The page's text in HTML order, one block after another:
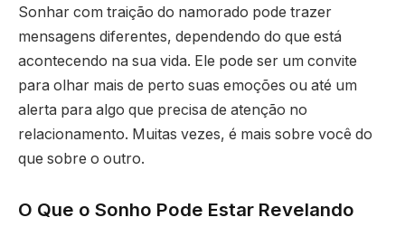
Sonhar com traição do namorado pode trazer
mensagens diferentes, dependendo do que está
acontecendo na sua vida. Ele pode ser um convite
para olhar mais de perto suas emoções ou até um
alerta para algo que precisa de atenção no
relacionamento. Muitas vezes, é mais sobre você do
que sobre o outro.
O Que o Sonho Pode Estar Revelando